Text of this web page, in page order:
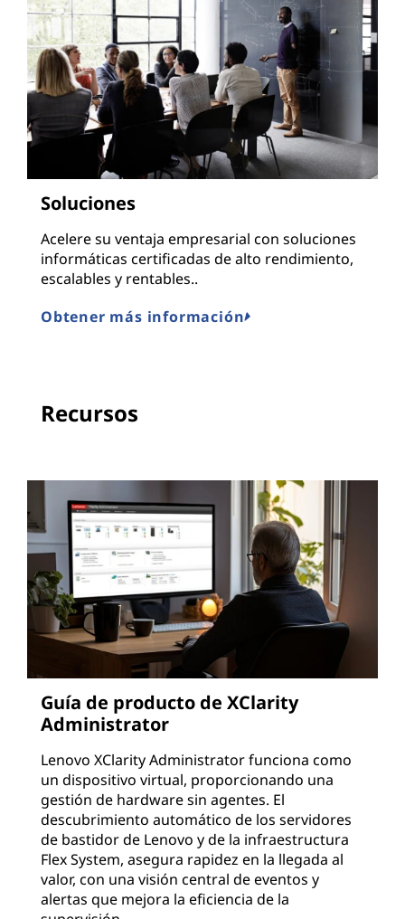
Soluciones
Acelere su ventaja empresarial con soluciones
informáticas certificadas de alto rendimiento,
escalables y rentables..
Obtener más información
Recursos
Guía de producto de XClarity
Administrator
Lenovo XClarity Administrator funciona como
un dispositivo virtual, proporcionando una
gestión de hardware sin agentes. El
descubrimiento automático de los servidores
de bastidor de Lenovo y de la infraestructura
Flex System, asegura rapidez en la llegada al
valor, con una visión central de eventos y
alertas que mejora la eficiencia de la